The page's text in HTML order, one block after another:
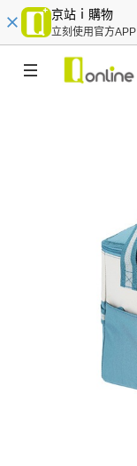
京站ｉ購物
立刻使用官方APP